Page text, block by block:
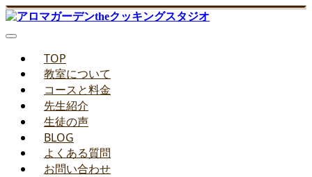
TOP
教室について
コースと料金
先生紹介
生徒の声
BLOG
よくある質問
お問い合わせ